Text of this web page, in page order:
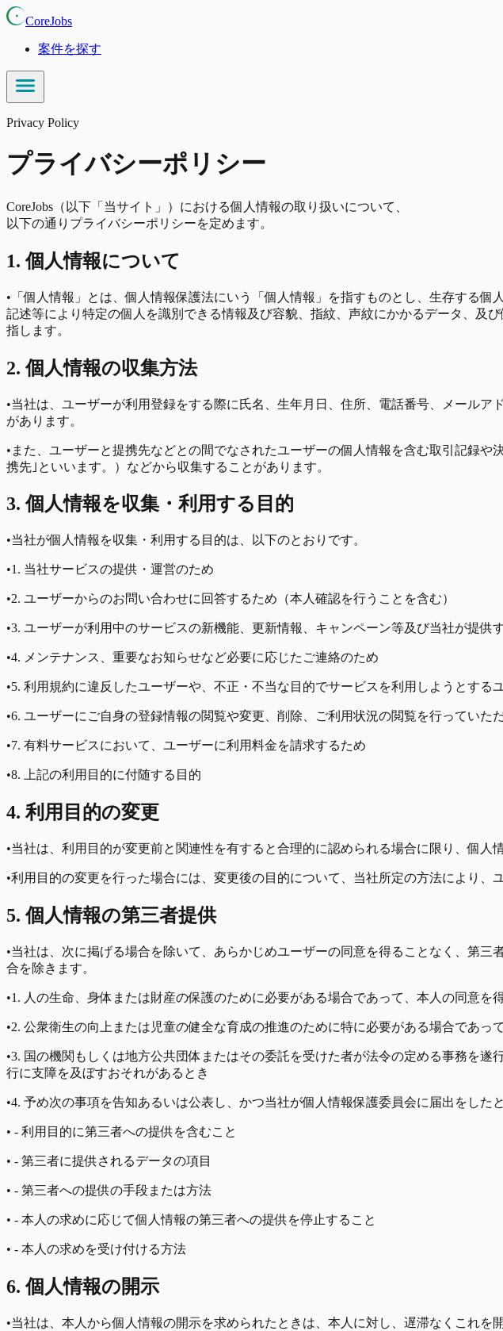
CoreJobs
案件を探す
Privacy Policy
プライバシーポリシー
CoreJobs（以下「当サイト」）における個人情報の取り扱いについて、
以下の通りプライバシーポリシーを定めます。
1. 個人情報について
• 「個人情報」とは、個人情報保護法にいう「個人情報」を指すものとし、生存する
記述等により特定の個人を識別できる情報及び容貌、指紋、声紋にかかるデータ、及
指します。
2. 個人情報の収集方法
•当社は、ユーザーが利用登録をする際に氏名、生年月日、住所、電話番号、メール
があります。
• また、ユーザーと提携先などとの間でなされたユーザーの個人情報を含む取引記録
携先｣といいます。）などから収集することがあります。
3. 個人情報を収集・利用する目的
•当社が個人情報を収集・利用する目的は、以下のとおりです。
•1. 当社サービスの提供・運営のため
•2. ユーザーからのお問い合わせに回答するため（本人確認を行うことを含む）
•3. ユーザーが利用中のサービスの新機能、更新情報、キャンペーン等及び当社が提供
•4. メンテナンス、重要なお知らせなど必要に応じたご連絡のため
•5. 利用規約に違反したユーザーや、不正・不当な目的でサービスを利用しようとする
•6. ユーザーにご自身の登録情報の閲覧や変更、削除、ご利用状況の閲覧を行っていた
•7. 有料サービスにおいて、ユーザーに利用料金を請求するため
•8. 上記の利用目的に付随する目的
4. 利用目的の変更
•当社は、利用目的が変更前と関連性を有すると合理的に認められる場合に限り、個人
•利用目的の変更を行った場合には、変更後の目的について、当社所定の方法により、
5. 個人情報の第三者提供
•当社は、次に掲げる場合を除いて、あらかじめユーザーの同意を得ることなく、第
合を除きます。
•1. 人の生命、身体または財産の保護のために必要がある場合であって、本人の同意を
•2. 公衆衛生の向上または児童の健全な育成の推進のために特に必要がある場合であっ
•3. 国の機関もしくは地方公共団体またはその委託を受けた者が法令の定める事務を
行に支障を及ぼすおそれがあるとき
•4. 予め次の事項を告知あるいは公表し、かつ当社が個人情報保護委員会に届出をした
• - 利用目的に第三者への提供を含むこと
• - 第三者に提供されるデータの項目
• - 第三者への提供の手段または方法
• - 本人の求めに応じて個人情報の第三者への提供を停止すること
• - 本人の求めを受け付ける方法
6. 個人情報の開示
•当社は、本人から個人情報の開示を求められたときは、本人に対し、遅滞なくこれ